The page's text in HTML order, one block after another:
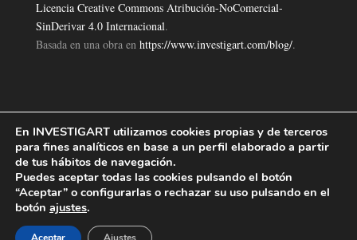
Licencia Creative Commons Atribución-NoComercial-
SinDerivar 4.0 Internacional.
Basada en una obra en https://www.investigart.com/blog/.
Política de Privacidad|Aviso Legal|Política de Cookies|
Investigart Copyright © 2019. |
En INVESTIGART utilizamos cookies propias y de terceros
para fines analíticos en base a un perfil elaborado a partir
de tus hábitos de navegación.
Puedes aceptar todas las cookies pulsando el botón
“Aceptar” o configurarlas o rechazar su uso pulsando en el
botón ajustes.